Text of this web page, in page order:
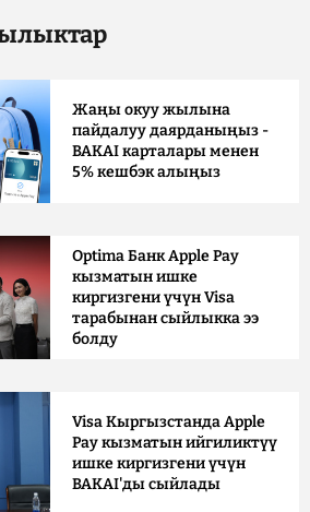
Жаңы окуу жылына
пайдалуу даярданыңыз -
BAKAI карталары менен
5% кешбэк алыңыз
Optima Банк Apple Pay
кызматын ишке
киргизгени үчүн Visa
тарабынан сыйлыкка ээ
болду
Visa Кыргызстанда Apple
Pay кызматын ийгиликтүү
ишке киргизгени үчүн
BAKAI'ды сыйлады